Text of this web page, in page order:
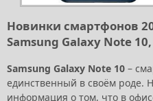
Новинки смартфонов
Samsung Galaxy Note
Samsung Galaxy Note 10 –
единственный в своём роде.
информация о том, что в